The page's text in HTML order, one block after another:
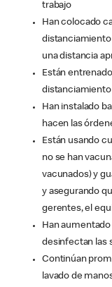
trabajo
Han colocado
distanciamiento
una distancia
Están
Han instalado
hacen las
Están usando
no se han
vacunados) y
y asegurando
gerentes, el
Han
desinfectan las
Continúan
lavado de